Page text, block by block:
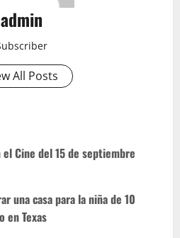
admin
All Posts
Cine del 15 de septiembre
una casa para la niña de 10
en Texas